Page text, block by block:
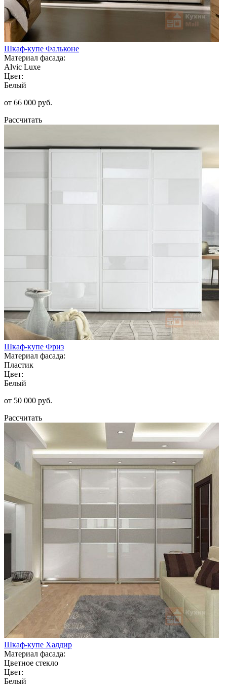
Шкаф-купе Фальконе
Материал фасада:
Alvic Luxe
Цвет:
Белый
от 66 000 руб.
Рассчитать
Шкаф-купе Фриз
Материал фасада:
Пластик
Цвет:
Белый
от 50 000 руб.
Рассчитать
Шкаф-купе Халдир
Материал фасада:
Цветное стекло
Цвет:
Белый